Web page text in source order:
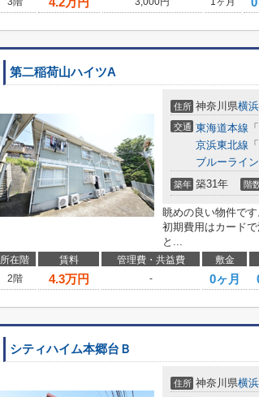
第二稲荷山ハイツA
住所 神奈川県横
交通 東海道本線 「
京浜東北線 「
ブルーライン
築年 築31年 階
眺めの良い物件で
初期費用はカード
と...
所在階 賃料 管理費・共益費 敷金
2階
4.3万円 - 0ヶ月
シティハイム本郷台Ｂ
住所 神奈川県横